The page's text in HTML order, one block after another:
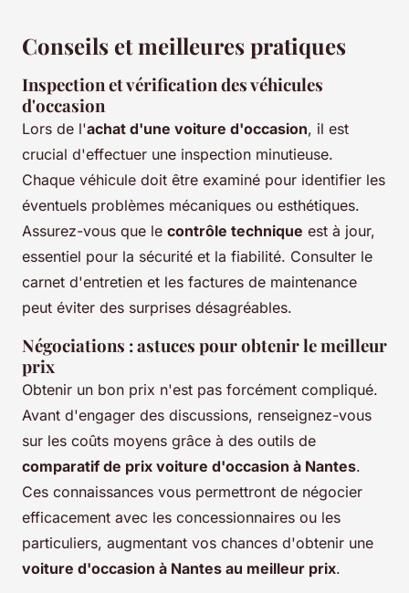
Conseils et meilleures pratiques
Inspection et vérification des véhicules
d'occasion
Lors de l'achat d'une voiture d'occasion, il est
crucial d'effectuer une inspection minutieuse.
Chaque véhicule doit être examiné pour identifier les
éventuels problèmes mécaniques ou esthétiques.
Assurez-vous que le contrôle technique est à jour,
essentiel pour la sécurité et la fiabilité. Consulter le
carnet d'entretien et les factures de maintenance
peut éviter des surprises désagréables.
Négociations : astuces pour obtenir le meilleur
prix
Obtenir un bon prix n'est pas forcément compliqué.
Avant d'engager des discussions, renseignez-vous
sur les coûts moyens grâce à des outils de
comparatif de prix voiture d'occasion à Nantes.
Ces connaissances vous permettront de négocier
efficacement avec les concessionnaires ou les
particuliers, augmentant vos chances d'obtenir une
voiture d'occasion à Nantes au meilleur prix.